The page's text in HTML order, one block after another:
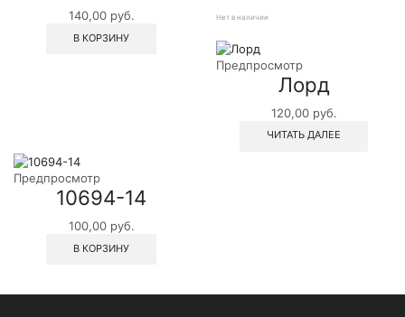
140,00 руб.
В КОРЗИНУ
Нет в наличии
Предпросмотр
Лорд
120,00 руб.
ЧИТАТЬ ДАЛЕЕ
Предпросмотр
10694-14
100,00 руб.
В КОРЗИНУ